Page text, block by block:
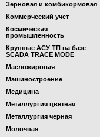
Зерновая и комбикормовая
Коммерческий учет
Космическая
промышленность
Крупные АСУ ТП на базе
SCADA TRACE MODE
Масложировая
Машиностроение
Медицина
Металлургия цветная
Металлургия черная
Молочная